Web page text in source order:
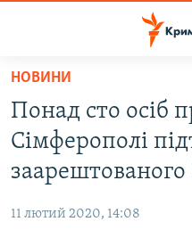
Перейти
основного
матеріалу
Перейти
до
основної
ВОДА.КРИМ
ВІДЕО ТА ФОТО
БЛОГИ
НОВИНИ
Понад сто осіб
Сімферополі
11 лютий 2020, 14:08